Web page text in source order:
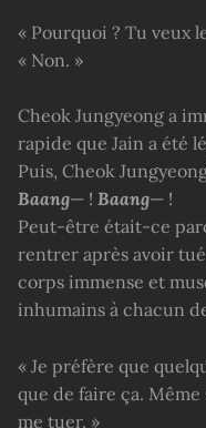
« Pourquoi ? Tu veux
« Non. »
Cheok Jungyeong a
rapide que Jain a été
Puis, Cheok
Baang— ! Baang— !
Peut-être était-ce
rentrer après avoir
corps immense et
inhumains à chacun
« Je préfère que
que de faire ça.
me tuer. »